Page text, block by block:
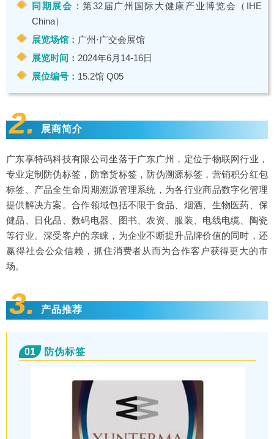
同期展会：第32届广州国际大健康产业博览会（IHE
China）
展览场馆： 广州·广交会展馆
展览时间： 2024年6月14-16日
展位编号： 15.2馆 Q05
2. 展商简介
广东享特码科技有限公司坐落于广东广州，定位于物联网行业，
专业定制防伪标签，防窜货标签，防伪溯源标签，营销积分红包
标签、产品全生命周期溯源管理系统，为各行业商品数字化管理
提供解决方案。合作领域包括不限于食品、烟酒、生物医药、保
健品、日化品、数码电器、图书、农资、服装、电线电缆、陶瓷
等行业。深受客户的亲睐，为企业不断提升品牌价值的同时，还
赢得社会公众信赖，抓住消费者从而为合作客户获得更大的市
场。
3. 产品推荐
01 防伪标签